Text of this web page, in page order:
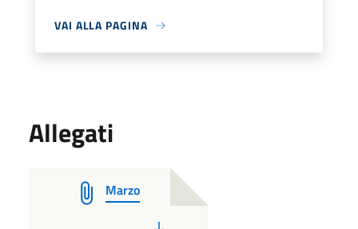
VAI ALLA PAGINA
Allegati
Marzo